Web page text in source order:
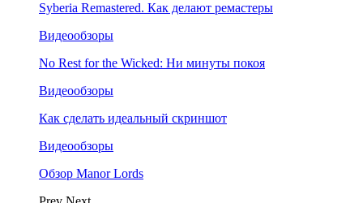
Syberia Remastered. Как делают ремастеры
Видеообзоры
No Rest for the Wicked: Ни минуты покоя
Видеообзоры
Как сделать идеальный скриншот
Видеообзоры
Обзор Manor Lords